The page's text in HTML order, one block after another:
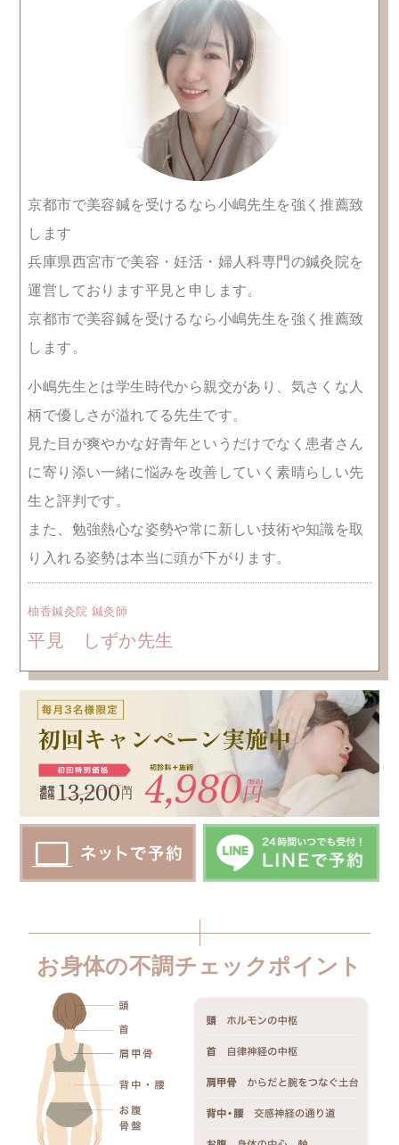
京都市で美容鍼を受けるなら小嶋先生を強く推薦致
します
兵庫県西宮市で美容・妊活・婦人科専門の鍼灸院を
運営しております平見と申します。
京都市で美容鍼を受けるなら小嶋先生を強く推薦致
します。
小嶋先生とは学生時代から親交があり、気さくな人
柄で優しさが溢れてる先生です。
見た目が爽やかな好青年というだけでなく患者さん
に寄り添い一緒に悩みを改善していく素晴らしい先
生と評判です。
また、勉強熱心な姿勢や常に新しい技術や知識を取
り入れる姿勢は本当に頭が下がります。
柚香鍼灸院 鍼灸師
平見 しずか先生
お身体の不調チェックポイント